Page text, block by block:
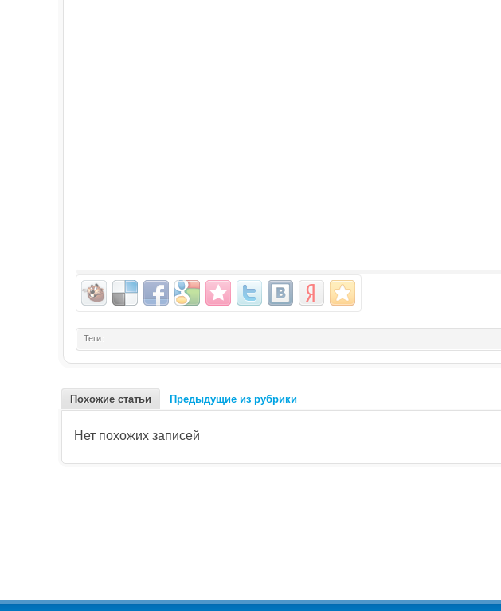
Теги:
Похожие статьи Предыдущие из рубрики
Нет похожих записей